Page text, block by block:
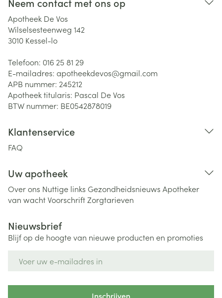
Apotheek De Vos
Wilselsesteenweg 142
3010 Kessel-lo
Telefoon: 016 25 81 29
E-mailadres: apotheekdevos@gmail.com
APB nummer: 245212
Apotheek titularis: Pascal De Vos
BTW nummer: BE0542878019
Klantenservice
FAQ
Uw apotheek
Over ons Nuttige links Gezondheidsnieuws Apotheker
van wachtVoorschriftZorgtarieven
Nieuwsbrief
Blijf op de hoogte van nieuwe producten en promoties
Inschrijven